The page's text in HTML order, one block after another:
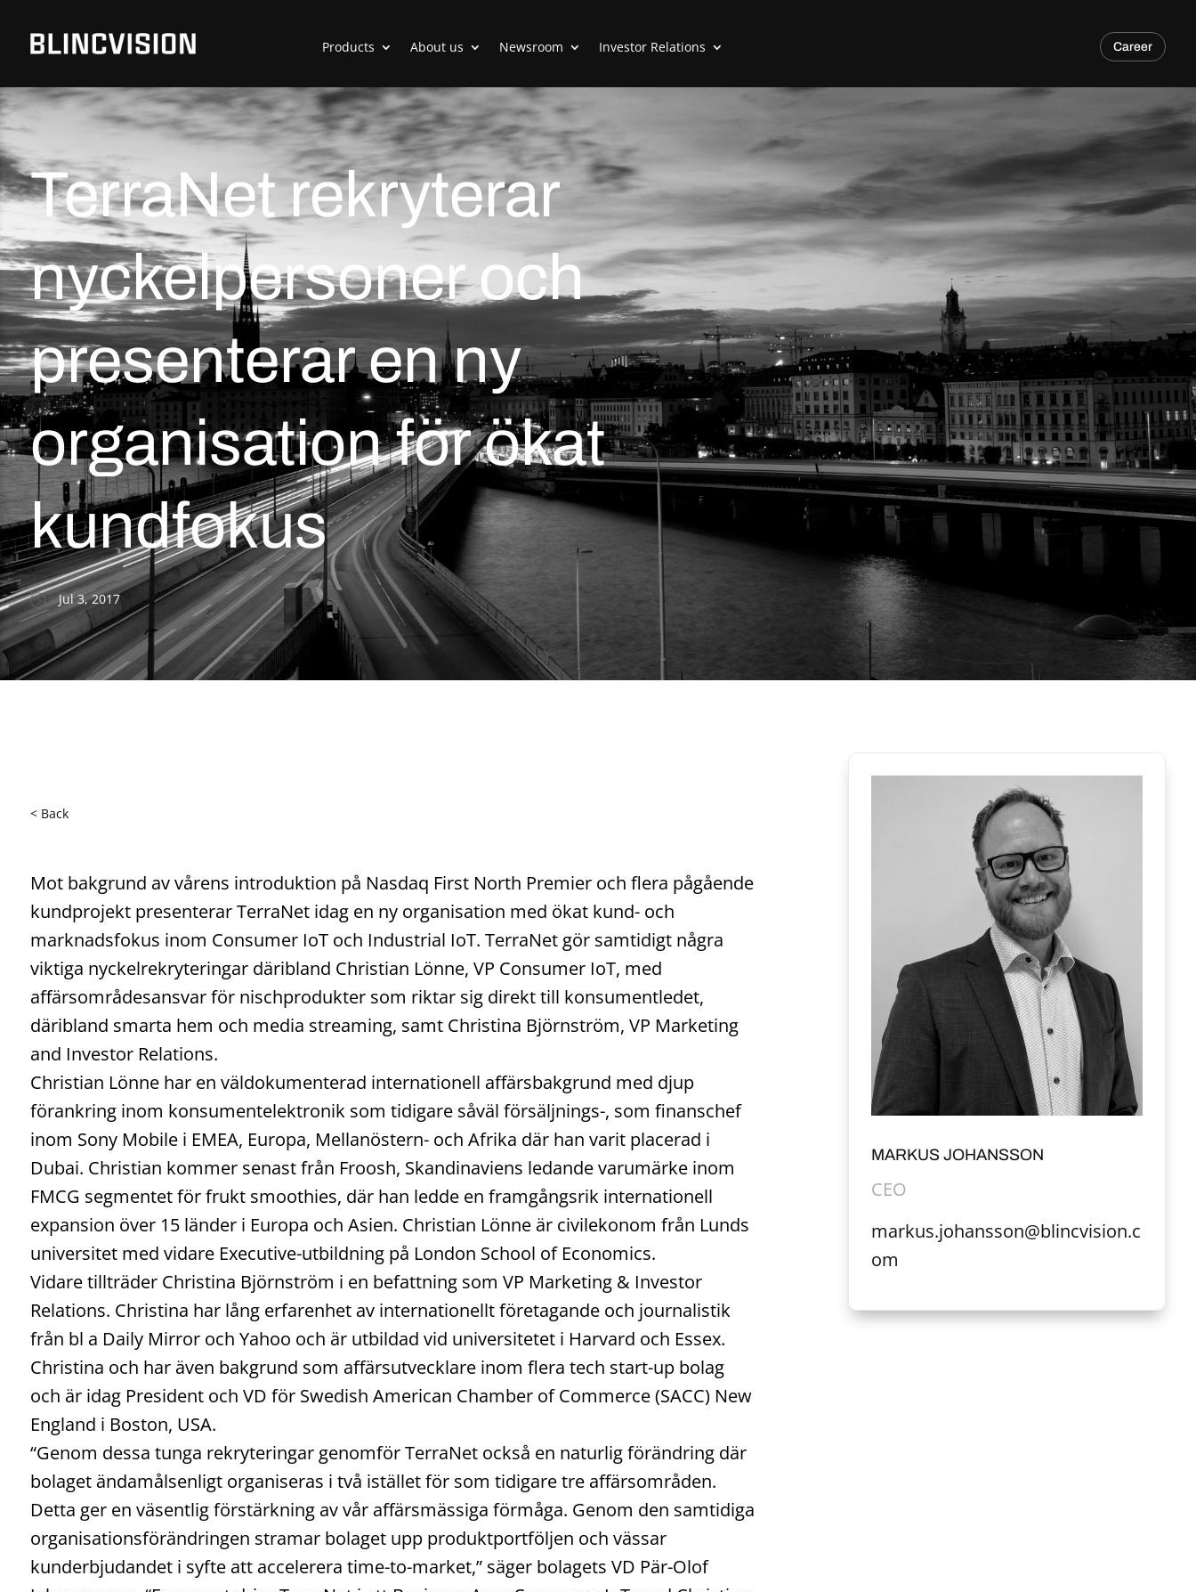
Products About us Newsroom Investor Relations Career
TerraNet rekryterar
nyckelpersoner och
presenterar en ny
organisation för ökat
kundfokus
Jul 3, 2017
< Back
Mot bakgrund av vårens introduktion på Nasdaq First North Premier och flera pågående
kundprojekt presenterar TerraNet idag en ny organisation med ökat kund- och
marknadsfokus inom Consumer IoT och Industrial IoT. TerraNet gör samtidigt några
viktiga nyckelrekryteringar däribland Christian Lönne, VP Consumer IoT, med
affärsområdesansvar för nischprodukter som riktar sig direkt till konsumentledet,
däribland smarta hem och media streaming, samt Christina Björnström, VP Marketing
and Investor Relations.
Christian Lönne har en väldokumenterad internationell affärsbakgrund med djup
förankring inom konsumentelektronik som tidigare såväl försäljnings-, som finanschef
inom Sony Mobile i EMEA, Europa, Mellanöstern- och Afrika där han varit placerad i
Dubai. Christian kommer senast från Froosh, Skandinaviens ledande varumärke inom
FMCG segmentet för frukt smoothies, där han ledde en framgångsrik internationell
expansion över 15 länder i Europa och Asien. Christian Lönne är civilekonom från Lunds
universitet med vidare Executive-utbildning på London School of Economics.
Vidare tillträder Christina Björnström i en befattning som VP Marketing & Investor
Relations. Christina har lång erfarenhet av internationellt företagande och journalistik
från bl a Daily Mirror och Yahoo och är utbildad vid universitetet i Harvard och Essex.
Christina och har även bakgrund som affärsutvecklare inom flera tech start-up bolag
och är idag President och VD för Swedish American Chamber of Commerce (SACC) New
England i Boston, USA.
“Genom dessa tunga rekryteringar genomför TerraNet också en naturlig förändring där
bolaget ändamålsenligt organiseras i två istället för som tidigare tre affärsområden.
Detta ger en väsentlig förstärkning av vår affärsmässiga förmåga. Genom den samtidiga
organisationsförändringen stramar bolaget upp produktportföljen och vässar
kunderbjudandet i syfte att accelerera time-to-market,” säger bolagets VD Pär-Olof
MARKUS JOHANSSON
CEO
markus.johansson@blincvision.c
om